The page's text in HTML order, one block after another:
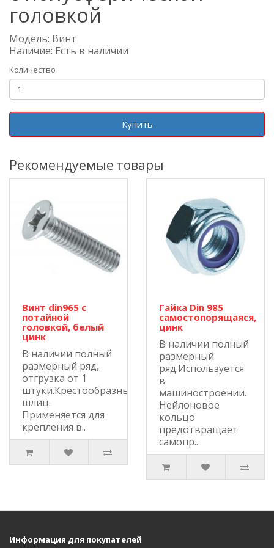
головкой
Модель: Винт
Наличие: Есть в наличии
Количество
Купить
Рекомендуемые товары
Винт din965 с
потайной
головкой, белый
цинк
В наличии полный
размерный ряд,
отгрузка от 1
штуки.Крестообразный
шлиц.
Применяется для
крепления в..
Гайка Din 985
самостопорящаяся,
цинк
В наличии полный
размерный
ряд.Используется
в
машиностроении.
Нейлоновое
кольцо
предотвращает
самопр..
Информация для покупателей